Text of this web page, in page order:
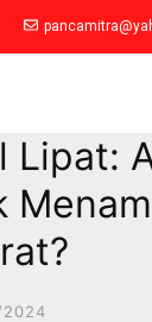
Lipat:
2024